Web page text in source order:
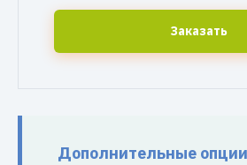
Заказать
Дополнительные